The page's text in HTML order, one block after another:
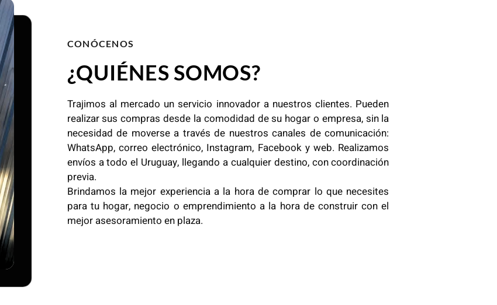
CONÓCENOS
¿QUIÉNES SOMOS?
Trajimos al mercado un servicio innovador a nuestros clientes. Pueden
realizar sus compras desde la comodidad de su hogar o empresa, sin la
necesidad de moverse a través de nuestros canales de comunicación:
WhatsApp, correo electrónico, Instagram, Facebook y web. Realizamos
envíos a todo el Uruguay, llegando a cualquier destino, con coordinación
previa.
Brindamos la mejor experiencia a la hora de comprar lo que necesites
para tu hogar, negocio o emprendimiento a la hora de construir con el
mejor asesoramiento en plaza.